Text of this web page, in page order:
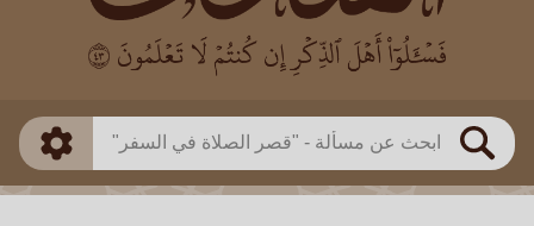
بحث
العالم
بن باز
بن العثيمين
اللجنة الدائمة
طريقة البحث
ذكي